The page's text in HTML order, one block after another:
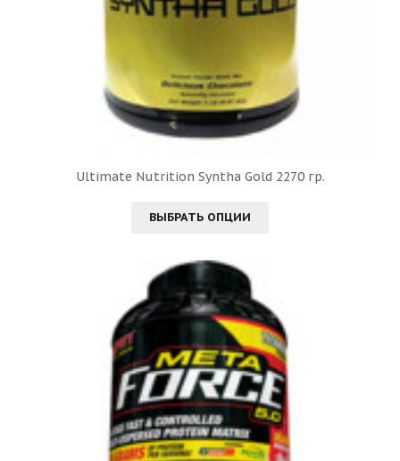
Ultimate Nutrition Syntha Gold 2270 гр.
ВЫБРАТЬ ОПЦИИ